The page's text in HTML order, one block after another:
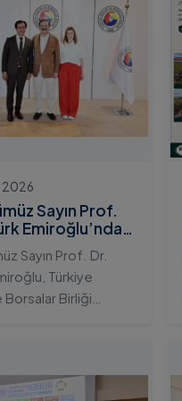
2026
Sayın Prof.
Emiroğlu’ndan
Sayın M.
Sayın Prof. Dr.
Türkiye
Borsalar Birliği
eşi Sayın Dr.